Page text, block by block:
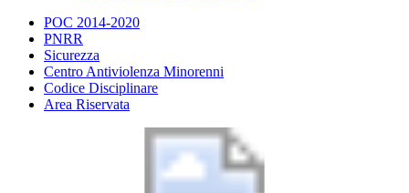
POC 2014-2020
PNRR
Sicurezza
Centro Antiviolenza Minorenni
Codice Disciplinare
Area Riservata